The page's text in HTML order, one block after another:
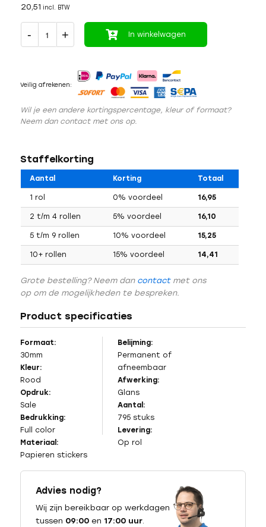
20,51 incl. BTW
In winkelwagen
Veilig afrekenen:
Wil je een andere kortingspercentage, kleur of formaat?
Neem dan contact met ons op.
Staffelkorting
Aantal Korting Totaal
1 rol 0% voordeel 16,95
2 t/m 4 rollen 5% voordeel 16,10
5 t/m 9 rollen 10% voordeel 15,25
10+ rollen 15% voordeel 14,41
Grote bestelling? Neem dan contactmet ons
op om de mogelijkheden te bespreken.
Product specificaties
Formaat:
30mm
Kleur:
Rood
Opdruk:
Sale
Bedrukking:
Full color
Materiaal:
Papieren stickers
Belijming:
Permanent of
afneembaar
Afwerking:
Glans
Aantal:
795 stuks
Levering:
Op rol
Advies nodig?
Wij zijn bereikbaar op werkdagen
tussen 09:00en 17:00 uur.